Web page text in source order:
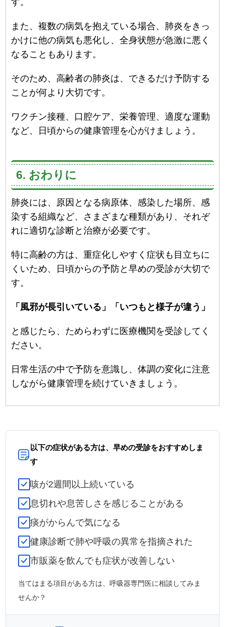
す。
また、複数の病気を抱えている場合、肺炎をきっ
かけに他の病気も悪化し、全身状態が急激に悪く
なることもあります。
そのため、高齢者の肺炎は、できるだけ予防する
ことが何より大切です。
ワクチン接種、口腔ケア、栄養管理、適度な運動
など、日頃からの健康管理を心がけましょう。
6. おわりに
肺炎には、原因となる病原体、感染した場所、感
染する組織など、さまざまな種類があり、それぞ
れに適切な診断と治療が必要です。
特に高齢の方は、重症化しやすく症状も目立ちに
くいため、日頃からの予防と早めの受診が大切で
す。
「風邪が長引いている」「いつもと様子が違う」
と感じたら、ためらわずに医療機関を受診してく
ださい。
日常生活の中で予防を意識し、体調の変化に注意
しながら健康管理を続けていきましょう。
以下の症状がある方は、早めの受診をおすすめしま
す
咳が2週間以上続いている
息切れや息苦しさを感じることがある
痰がからんで気になる
健康診断で肺や呼吸の異常を指摘された
市販薬を飲んでも症状が改善しない
当てはまる項目がある方は、呼吸器専門医に相談してみま
せんか？